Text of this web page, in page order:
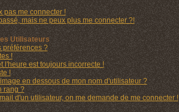
pas me connecter !
mais ne peux plus me connecter ?!
Utilisateurs
préférences ?
!
l'heure est toujours incorrecte !
!
en dessous de mon nom d'utilisateur ?
rang ?
d'un utilisateur, on me demande de me connecter !